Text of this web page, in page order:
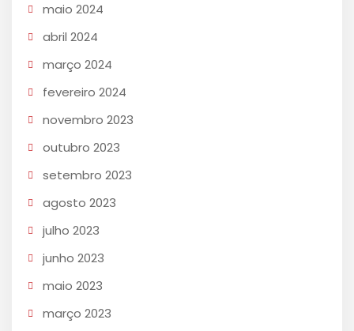
maio 2024
abril 2024
março 2024
fevereiro 2024
novembro 2023
outubro 2023
setembro 2023
agosto 2023
julho 2023
junho 2023
maio 2023
março 2023